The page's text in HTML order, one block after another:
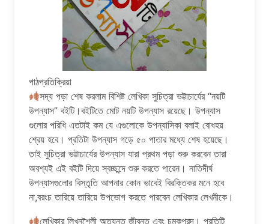
পাঠপ্রতিক্রিয়া
সদ্য পড়া শেষ করলাম বিশিষ্ট লেখিকা সুচিত্রা ভট্টাচার্যের “নয়টি
উপন্যাস” বইটি।বইটিতে মোট নয়টি উপন্যাস রয়েছে। উপন্যাস
গুলোর পরিধি এতটাই কম যে এগুলোকে উপন্যাসিকা বলাই বোধহয়
শ্রেয় হবে। প্রতিটা উপন্যাস গড়ে ৫০ পাতার মধ্যে শেষ হয়েছে।
তাই সুচিত্রা ভট্টাচার্যের উপন্যাস যারা প্রথম পড়া শুরু করবেন তারা
অবশ্যই এই বইটি দিয়ে স্বচ্ছন্দে শুরু করতে পারেন। নাতিদীর্ঘ
উপন্যাসগুলোর বিস্তৃতি আপনার কোন ভাবেই বিরক্তিকর মনে হবে
না,বরংচ তারিয়ে তারিয়ে উপভোগ করতে পারবেন লেখিকার লেখনীকে।
লেখিকার লিখনশৈলী অত্যন্ত জীবন্ত এবং চমকপ্রদ। প্রতিটি